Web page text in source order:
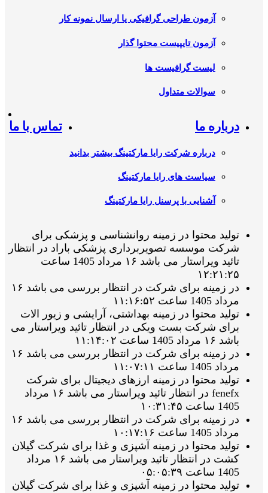
آزمون طراحی گرافیکی یا ارسال نمونه کار
آزمون تایپیست محتوا گذار
لیست گرافیست ها
سوالات متداول
درباره ما
درباره شرکت رایا مارکتینگ بیشتر بدانید
سیاست های رایا مارکتینگ
آشنایی با پرسنل رایا مارکتینگ
تماس با ما
تولید محتوا در زمینه روانشناسی و پزشکی برای
شرکت موسسه تصویربرداری پزشکی باراد در انتظار
تائید ویراستار می باشد ۱۶ مرداد 1405 ساعت
۱۲:۲۱:۲۵
در زمینه برای شرکت در انتظار بررسی می باشد ۱۶
مرداد 1405 ساعت ۱۱:۱۶:۵۲
تولید محتوا در زمینه بهداشتی، آرایشی و زیور الات
برای شرکت بست ویکی در انتظار تائید ویراستار می
باشد ۱۶ مرداد 1405 ساعت ۱۱:۱۴:۰۲
در زمینه برای شرکت در انتظار بررسی می باشد ۱۶
مرداد 1405 ساعت ۱۱:۰۷:۱۱
تولید محتوا در زمینه ارزهای دیجیتال برای شرکت
fenefx در انتظار تائید ویراستار می باشد ۱۶ مرداد
1405 ساعت ۱۰:۳۱:۴۵
در زمینه برای شرکت در انتظار بررسی می باشد ۱۶
مرداد 1405 ساعت ۱۰:۱۷:۱۶
تولید محتوا در زمینه آشپزی و غذا برای شرکت گیلان
کشت در انتظار تائید ویراستار می باشد ۱۶ مرداد
1405 ساعت ۰۵:۰۵:۳۹
تولید محتوا در زمینه آشپزی و غذا برای شرکت گیلان